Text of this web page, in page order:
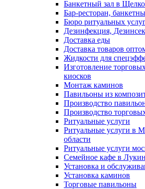
Банкетный зал в
Бар-ресторан,
Бюро ритуальных
Дезинфекция,
Доставка еды
Доставка товаров
Жидкости для
Изготовление
киосков
Монтаж каминов
Павильоны из
Производство
Производство
Ритуальные услуги
Ритуальные услуги в
области
Ритуальные услуги
Семейное кафе в
Установка и
Установка каминов
Торговые павильоны